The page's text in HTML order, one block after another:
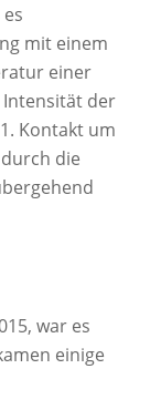
mit einem
einer
Intensität der
Kontakt um
die
war es
einige